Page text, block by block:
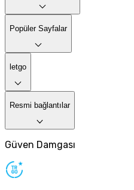
Popüler Sayfalar
letgo
Resmi bağlantılar
Güven Damgası